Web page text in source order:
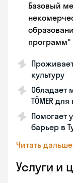
Базовый
программ"
культуру
Обладает
TÖMER
Помогает
барьер в
Читать дальше
Услуги и